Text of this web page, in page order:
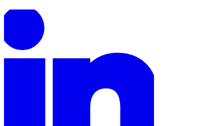
Serie Experto Fiscal
Impuestos indirectos en el comercio electrónico
GolfoCómo crear un marco de control de los impuestos
Impuestos sobre el carbono y tasas medioambientales